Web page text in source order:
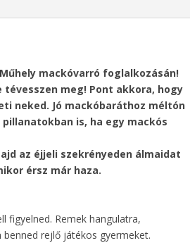
mackóvarró foglalkozásán!
meg! Pont akkora, hogy
neked. Jó mackóbaráthoz méltón
is, ha egy mackós
az éjjeli szekrényeden álmaidat
érsz már haza.
figyelned. Remek hangulatra,
rejlő játékos gyermeket.